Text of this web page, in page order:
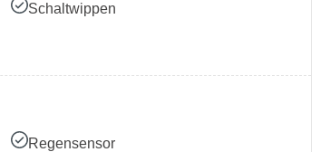
Schaltwippen
Regensensor